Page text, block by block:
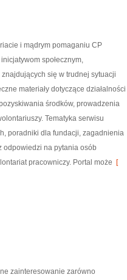
i mądrym pomaganiu CP
społecznym,
się w trudnej sytuacji
materiały dotyczące działalności
środków, prowadzenia
Tematyka serwisu
poradniki dla fundacji, zagadnienia
odpowiedzi na pytania osób
pracowniczy. Portal może [
zainteresowanie zarówno